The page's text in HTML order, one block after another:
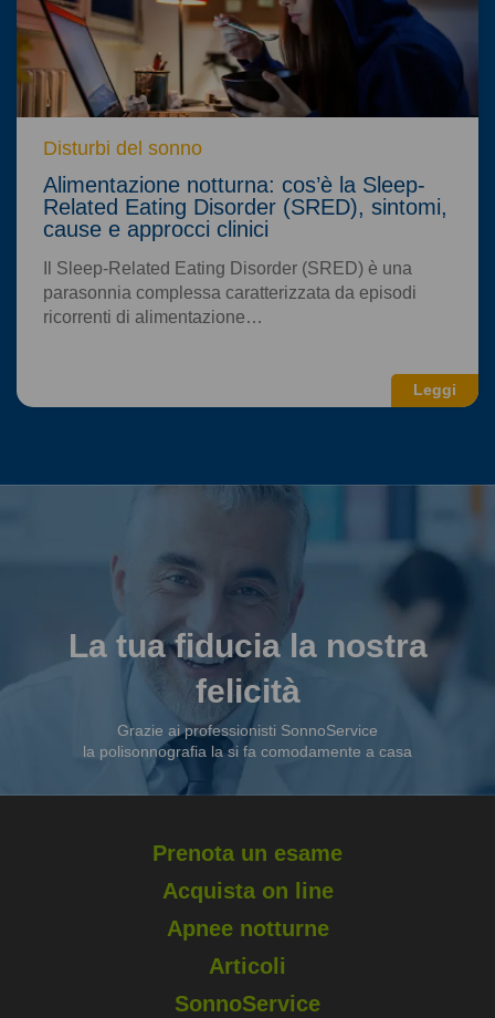
Leggi
Disturbi del sonno
Alimentazione notturna: cos’è la Sleep-
Related Eating Disorder (SRED), sintomi,
cause e approcci clinici
Il Sleep-Related Eating Disorder (SRED) è una
parasonnia complessa caratterizzata da episodi
ricorrenti di alimentazione…
La tua fiducia la nostra
felicità
Grazie ai professionisti SonnoService
la polisonnografia la si fa comodamente a casa
Prenota un esame
Acquista on line
Apnee notturne
Articoli
SonnoService